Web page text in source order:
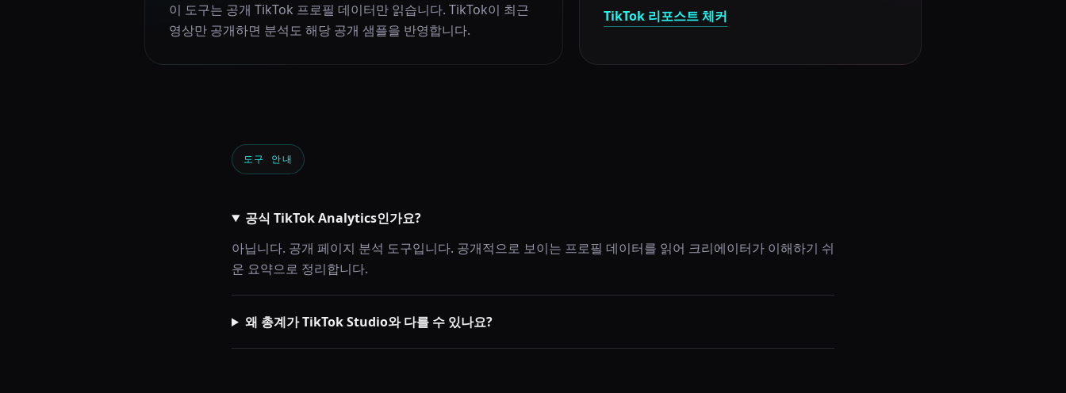
이 도구는 공개 TikTok 프로필 데이터만 읽습니다. TikTok이 최근
영상만 공개하면 분석도 해당 공개 샘플을 반영합니다.
TikTok 리포스트 체커
도구 안내
공식 TikTok Analytics인가요?
아닙니다. 공개 페이지 분석 도구입니다. 공개적으로 보이는 프로필 데이터를 읽어 크리에이터가 이해하기 쉬
운 요약으로 정리합니다.
왜 총계가 TikTok Studio와 다를 수 있나요?